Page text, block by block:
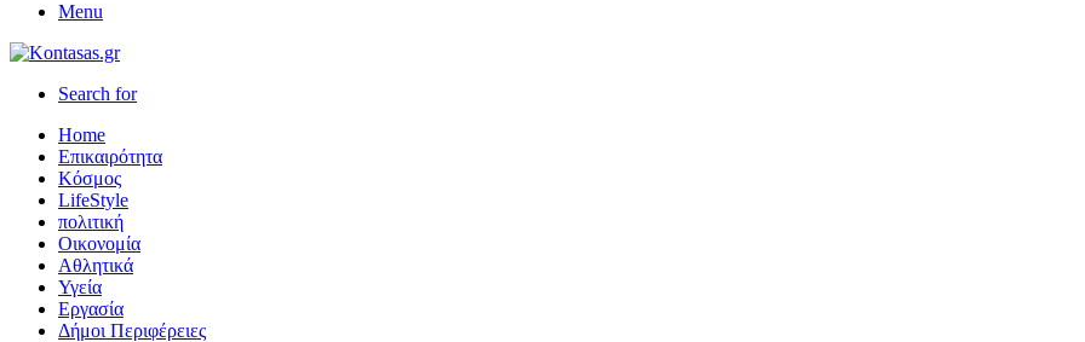
Menu
Search for
Home
Επικαιρότητα
Κόσμος
LifeStyle
πολιτική
Οικονομία
Αθλητικά
Υγεία
Εργασία
Δήμοι Περιφέρειες